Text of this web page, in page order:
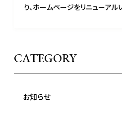
り、ホームページをリニューアル
ながら営業しています。 今後とも、市民セレモをよろしく
お願いいたします。
CATEGORY
お知らせ